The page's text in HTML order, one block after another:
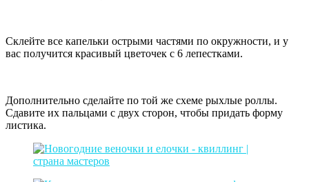
Склейте все капельки острыми частями по окружности, и у
вас получится красивый цветочек с 6 лепестками.
Дополнительно сделайте по той же схеме рыхлые роллы.
Сдавите их пальцами с двух сторон, чтобы придать форму
листика.